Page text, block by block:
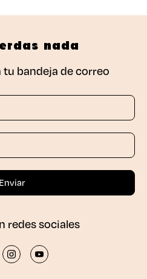
nada
bandeja de correo
redes sociales